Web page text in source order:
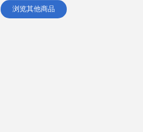
浏览其他商品